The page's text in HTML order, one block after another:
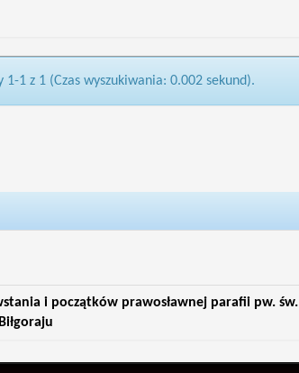
1-1 z 1 (Czas wyszukiwania: 0.002 sekund).
i początków prawosławnej parafii pw. św.